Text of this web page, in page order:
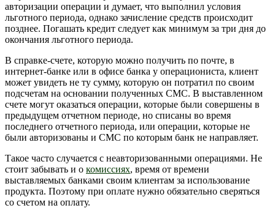
авторизации операции и думает, что выполнил условия
льготного периода, однако зачисление средств происходит
позднее. Погашать кредит следует как минимум за три дня до
окончания льготного периода.
В справке-счете, которую можно получить по почте, в
интернет-банке или в офисе банка у операциониста, клиент
может увидеть не ту сумму, которую он потратил по своим
подсчетам на основании полученных СМС. В выставленном
счете могут оказаться операции, которые были совершены в
предыдущем отчетном периоде, но списаны во время
последнего отчетного периода, или операции, которые не
были авторизованы и СМС по которым банк не направляет.
Такое часто случается с неавторизованными операциями. Не
стоит забывать и о комиссиях, время от времени
выставляемых банками своим клиентам за использование
продукта. Поэтому при оплате нужно обязательно сверяться
со счетом на оплату.